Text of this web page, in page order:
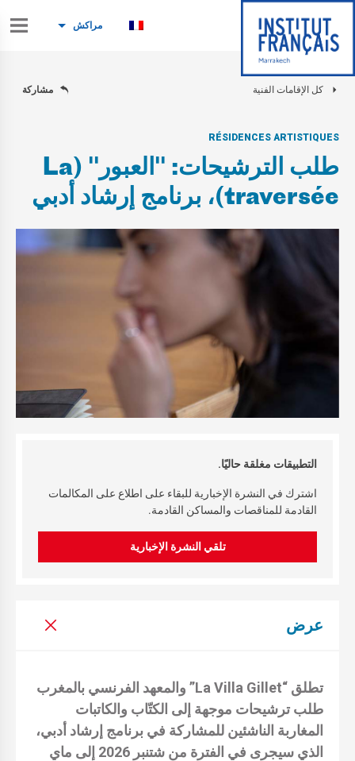
مراكش
كل الإقامات الفنية مشاركة
RÉSIDENCES ARTISTIQUES
طلب الترشيحات: "العبور" (La
traversée)، برنامج إرشاد أدبي
التطبيقات مغلقة حاليًا.
اشترك في النشرة الإخبارية للبقاء على اطلاع على المكالمات
القادمة للمناقصات والمساكن القادمة.
تلقي النشرة الإخبارية
عرض
تطلق “La Villa Gillet” والمعهد الفرنسي بالمغرب
طلب ترشيحات موجهة إلى الكتّاب والكاتبات
المغاربة الناشئين للمشاركة في برنامج إرشاد أدبي،
الذي سيجرى في الفترة من شتنبر 2026 إلى ماي